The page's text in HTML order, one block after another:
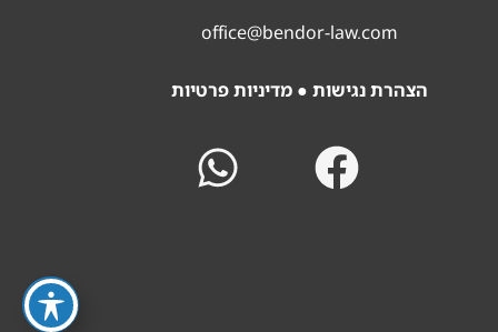
office@bendor-law.com
הצהרת נגישות ●מדיניות פרטיות